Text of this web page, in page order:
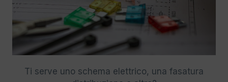
Ti serve uno schema elettrico, una fasatura